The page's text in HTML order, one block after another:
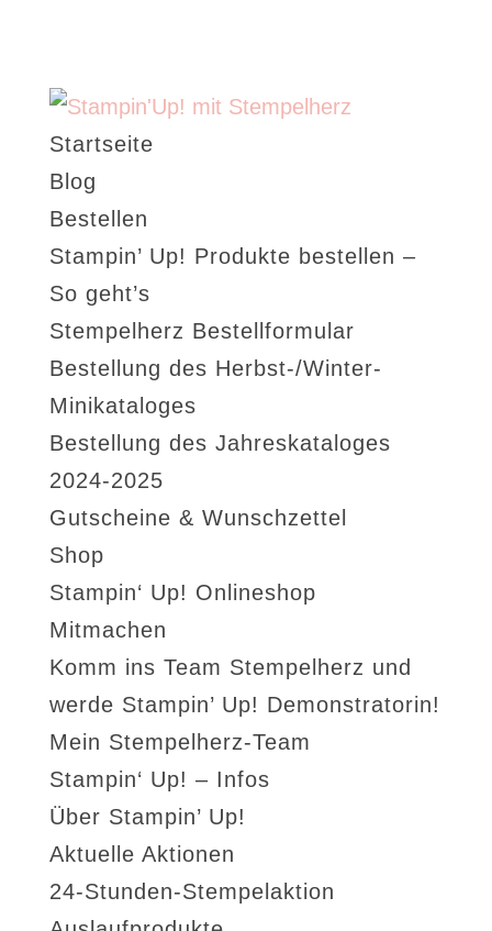
Startseite
Blog
Bestellen
Stampin’ Up! Produkte bestellen –
So geht’s
Stempelherz Bestellformular
Bestellung des Herbst-/Winter-
Minikataloges
Bestellung des Jahreskataloges
2024-2025
Gutscheine & Wunschzettel
Shop
Stampin‘ Up! Onlineshop
Mitmachen
Komm ins Team Stempelherz und
werde Stampin’ Up! Demonstratorin!
Mein Stempelherz-Team
Stampin‘ Up! – Infos
Über Stampin’ Up!
Aktuelle Aktionen
24-Stunden-Stempelaktion